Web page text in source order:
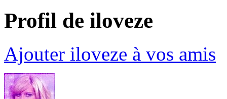
Profil de iloveze
Ajouter iloveze à vos amis